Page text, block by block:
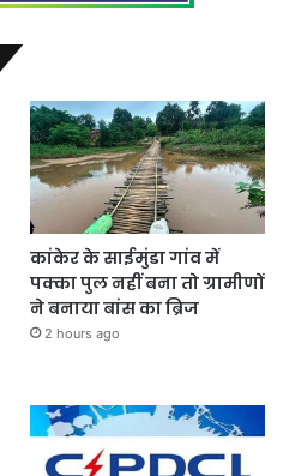
कांकेर के साईमुंडा गांव में
पक्का पुल नहीं बना तो ग्रामीणों
ने बनाया बांस का ब्रिज
2 hours ago